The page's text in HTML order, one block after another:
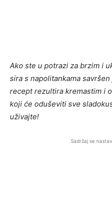
Ako ste u potrazi za brzim i
sira s napolitankama
recept rezultira kremastim i
koji će oduševiti sve
uživajte!
Sadržaj se